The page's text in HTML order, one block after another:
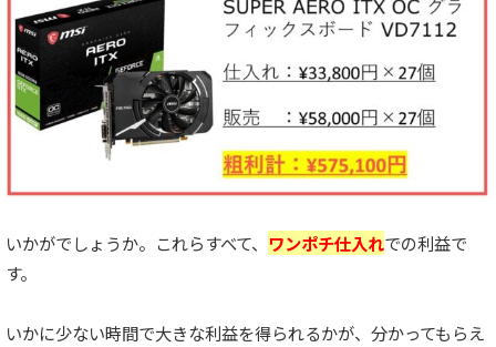
いかがでしょうか。これらすべて、 ワンポチ仕入れでの利益で
す。
いかに少ない時間で大きな利益を得られるかが、分かってもらえ